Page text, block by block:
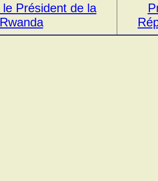
Président de la